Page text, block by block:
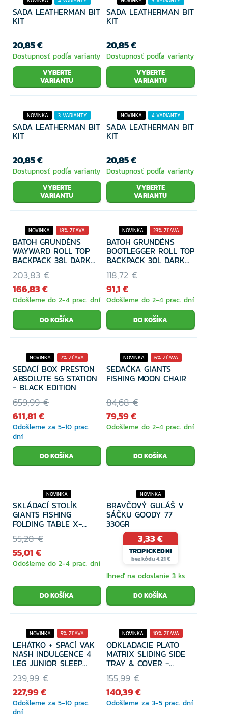
SADA LEATHERMAN BIT
KIT
20,85 €
Dostupnosť podľa varianty
VYBERTE
VARIANTU
SADA LEATHERMAN BIT
KIT
20,85 €
Dostupnosť podľa varianty
VYBERTE
VARIANTU
NOVINKA 3 VARIANTY
SADA LEATHERMAN BIT
KIT
20,85 €
Dostupnosť podľa varianty
VYBERTE
VARIANTU
NOVINKA 4 VARIANTY
SADA LEATHERMAN BIT
KIT
20,85 €
Dostupnosť podľa varianty
VYBERTE
VARIANTU
NOVINKA 18% ZĽAVA
BATOH GRUNDÉNS
WAYWARD ROLL TOP
BACKPACK 38L DARK
NAVY O/S
203,83 €
166,83 €
Odošleme do 2-4 prac. dní
NOVINKA 23% ZĽAVA
BATOH GRUNDÉNS
BOOTLEGGER ROLL TOP
BACKPACK 30L DARK
NAVY O/S
118,72 €
91,1 €
Odošleme do 2-4 prac. dní
NOVINKA 7% ZĽAVA
SEDACÍ BOX PRESTON
ABSOLUTE 5G STATION
- BLACK EDITION
659,99 €
611,81 €
Odošleme za 5-10 prac.
dní
NOVINKA 6% ZĽAVA
SEDAČKA GIANTS
FISHING MOON CHAIR
84,68 €
79,59 €
Odošleme do 2-4 prac. dní
NOVINKA
SKLÁDACÍ STOLÍK
GIANTS FISHING
FOLDING TABLE X-
LARGE + TAŠKA
ZDARMA!
55,28 €
55,01 €
Odošleme do 2-4 prac. dní
NOVINKA
BRAVČOVÝ GULÁŠ V
SÁČKU GOODY 77
330GR
3,33 €
TROPICKEDNI
bez kódu 4,21 €
Ihneď na odoslanie 3 ks
NOVINKA 5% ZĽAVA
LEHÁTKO + SPACÍ VAK
NASH INDULGENCE 4
LEG JUNIOR SLEEP
SYSTEM CAMO
239,99 €
227,99 €
Odošleme za 5-10 prac.
dní
NOVINKA 10% ZĽAVA
ODKLADACIE PLATO
MATRIX SLIDING SIDE
TRAY & COVER -
LARGE
155,99 €
140,39 €
Odošleme za 3-5 prac. dní